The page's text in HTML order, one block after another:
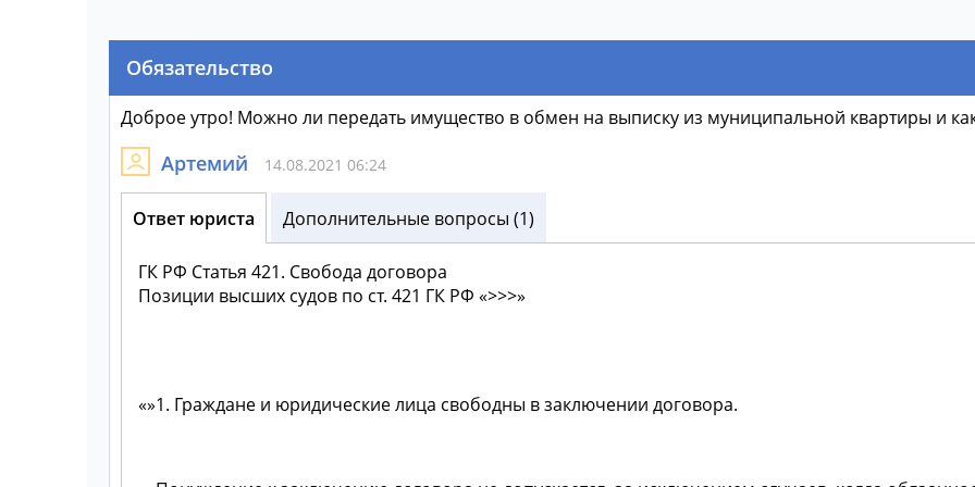
Обязательство
Доброе утро! Можно ли передать имущество в обмен на выписку из муниципальной квартиры и
Артемий 14.08.2021 06:24
Ответ юриста Дополнительные вопросы (1)
ГК РФ Статья 421. Свобода договора
Позиции высших судов по ст. 421 ГК РФ >>>
1. Граждане и юридические лица свободны в заключении договора.